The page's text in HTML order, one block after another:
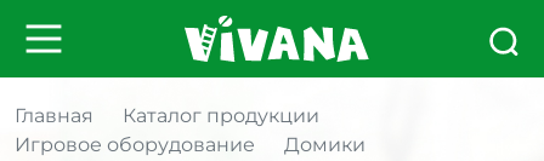
Главная
Каталог продукции
Игровое оборудование
Домики